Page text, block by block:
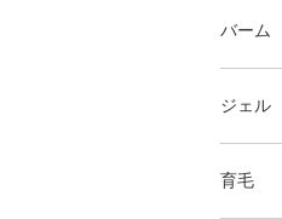
バーム
ジェル
育毛